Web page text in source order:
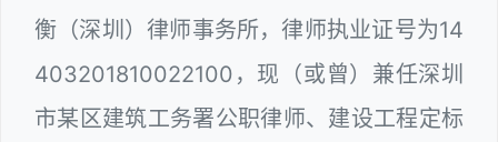
衡（深圳）律师事务所，律师执业证号为14
403201810022100，现（或曾）兼任深圳
市某区建筑工务署公职律师、建设工程定标